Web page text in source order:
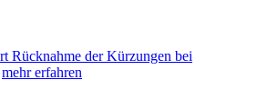
Rücknahme der Kürzungen bei
mehr erfahren